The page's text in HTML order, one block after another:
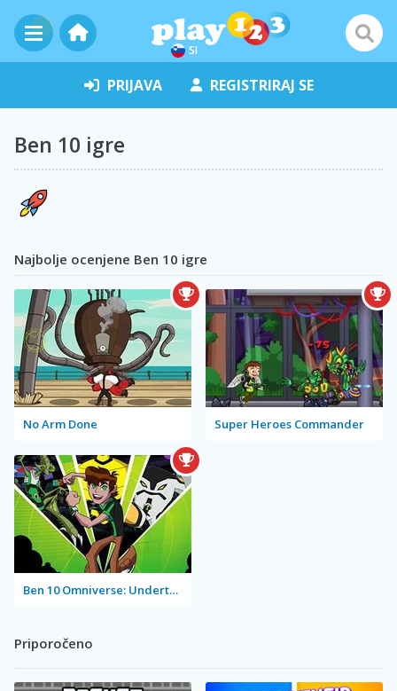
SI
PRIJAVA REGISTRIRAJ SE
Ben 10 igre
Najbolje ocenjene Ben 10 igre
No Arm Done Super Heroes Commander
Ben 10 Omniverse: Undertown Runner
Priporočeno